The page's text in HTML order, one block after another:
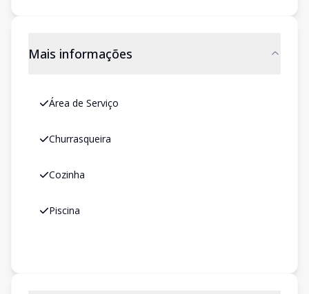
Mais informações
Área de Serviço
Churrasqueira
Cozinha
Piscina